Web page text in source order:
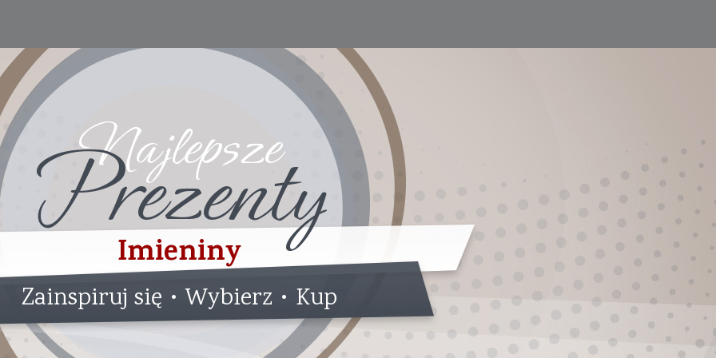
Najlepsze
Prezenty
Imieniny
Zainspiruj się • Wybierz • Kup